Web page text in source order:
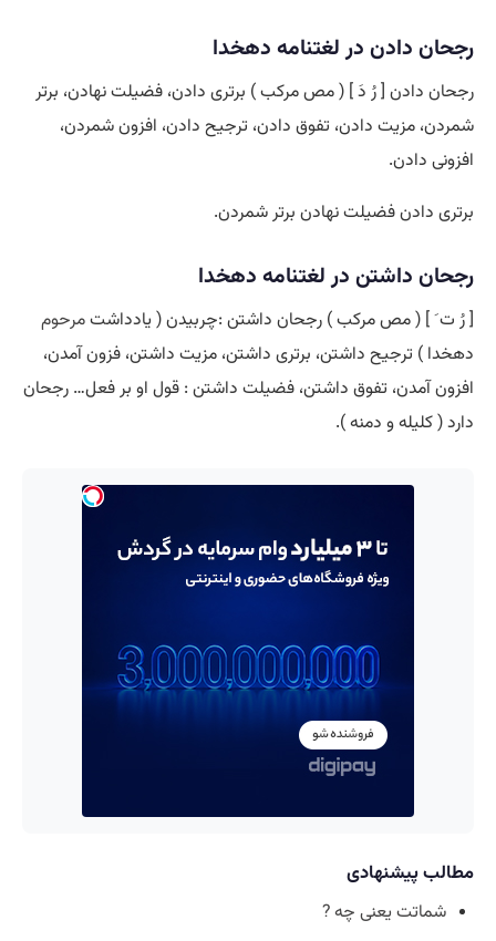
رجحان دادن در لغتنامه دهخدا
رجحان دادن [ رُ دَ ] ( مص مرکب ) برتری دادن، فضیلت نهادن، برتر
شمردن، مزیت دادن، تفوق دادن، ترجیح دادن، افزون شمردن،
افزونی دادن.
برتری دادن فضیلت نهادن برتر شمردن.
رجحان داشتن در لغتنامه دهخدا
[ رُ ت َ ] ( مص مرکب ) رجحان داشتن :چربیدن ( یادداشتمرحوم
دهخدا ) ترجیح داشتن، برتری داشتن، مزیت داشتن، فزون آمدن،
افزون آمدن، تفوق داشتن، فضیلت داشتن : قول او بر فعل… رجحان
دارد ( کلیله و دمنه ).
مطالب پیشنهادی
شماتت یعنی چه ?